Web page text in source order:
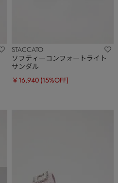
STACCATO
ソフティーコンフォートライト
サンダル
￥16,940 (15%OFF)